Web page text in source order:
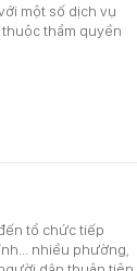
một số dịch vụ
thẩm quyền
tổ chức tiếp
nhiều phường,